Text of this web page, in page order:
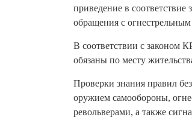
приведение в
обращения с
В соответствии с законом
обязаны по месту
Проверки знания правил
оружием самообороны,
револьверами, а также